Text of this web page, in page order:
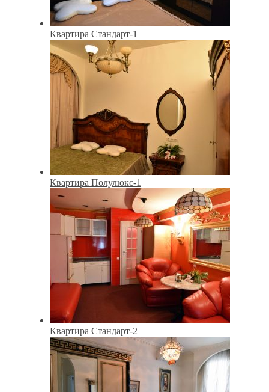
Квартира Стандарт-1
Квартира Полулюкс-1
Квартира Стандарт-2